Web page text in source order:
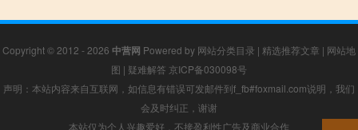
Copyright © 2012 - 2026 中营网 Powered by 网站分类目录 | 精选推荐文章 | 网站地
图 | 疑难解答 京ICP备030098号
声明：本站内容来自互联网，如信息有错误可发邮件到f_fb#foxmail.com说明，我们
会及时纠正，谢谢
本站仅为个人兴趣爱好，不接盈利性广告及商业合作